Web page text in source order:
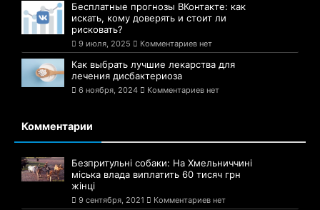
Бесплатные прогнозы ВКонтакте: как
искать, кому доверять и стоит ли
рисковать?
9 июля, 2025 Комментариев нет
Как выбрать лучшие лекарства для
лечения дисбактериоза
6 ноября, 2024 Комментариев нет
Комментарии
Безпритульні собаки: На Хмельниччині
міська влада виплатить 60 тисяч грн
жінці
9 сентября, 2021 Комментариев нет